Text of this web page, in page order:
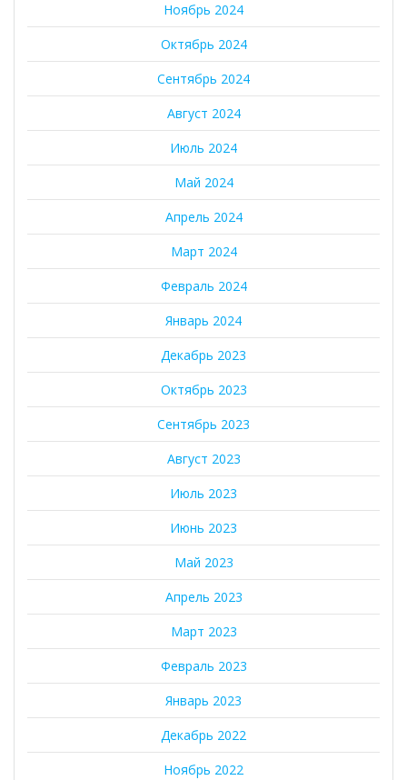
Ноябрь 2024
Октябрь 2024
Сентябрь 2024
Август 2024
Июль 2024
Май 2024
Апрель 2024
Март 2024
Февраль 2024
Январь 2024
Декабрь 2023
Октябрь 2023
Сентябрь 2023
Август 2023
Июль 2023
Июнь 2023
Май 2023
Апрель 2023
Март 2023
Февраль 2023
Январь 2023
Декабрь 2022
Ноябрь 2022